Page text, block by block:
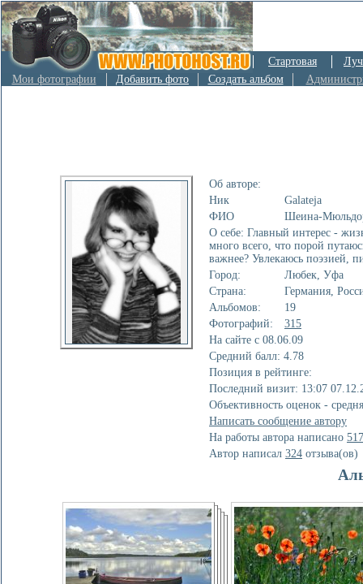
Стартовая
Мои фотографии
Добавить фото Создать альбом
Об авторе:
Ник
Galateja
ФИО
Шеина-
О себе: Главный интерес -
много всего, что порой
важнее? Увлекаюсь поэзией,
Город:
Любек, Уфа
Страна:
Германия,
Альбомов:
19
Фотографий:
315
На сайте с 08.06.09
Cредний балл: 4.78
Позиция в рейтинге:
Последний визит: 13:07
Объективность оценок -
Написать сообщение автору
На работы автора написано 517
Автор написал 324 отзывa(ов)